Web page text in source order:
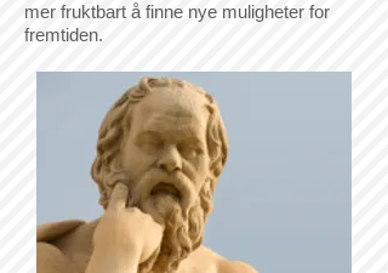
mer fruktbart å finne nye muligheter for
fremtiden.